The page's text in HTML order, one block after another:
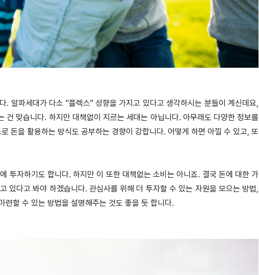
. 알파세대가 다소 "플렉스" 성향을 가지고 있다고 생각하시는 분들이 계신데요,
건 맞습니다. 하지만 대책없이 지르는 세대는 아닙니다. 아무래도 다양한 정보를
돈을 활용하는 방식도 공부하는 경향이 강합니다. 어떻게 하면 아낄 수 있고, 또
투자하기도 합니다. 하지만 이 또한 대책없는 소비는 아니죠. 결국 돈에 대한 가
있다고 봐야 하겠습니다. 관심사를 위해 더 투자할 수 있는 자원을 모으는 방법,
할 수 있는 방법을 설명해주는 것도 좋을 듯 합니다.